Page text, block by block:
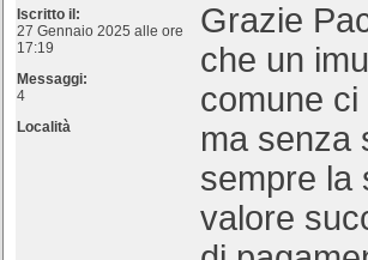
Iscritto il:
27 Gennaio 2025 alle ore
17:19
Messaggi:
4
Località
Grazie
che un
comune
ma senza
sempre la
valore